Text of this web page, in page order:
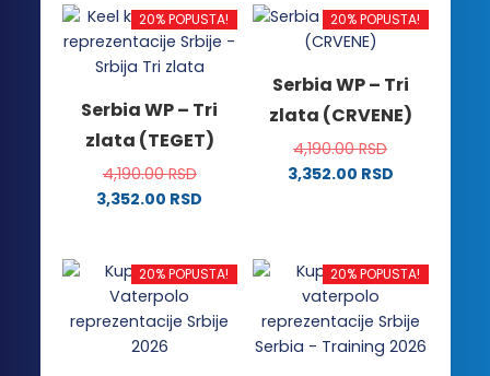
20% POPUSTA!
Serbia WP – Tri
zlata (TEGET)
4,190.00RSD
3,352.00 RSD
ima
više
varijanti.
Opcije
20% POPUSTA!
Serbia WP – Tri
zlata (CRVENE)
4,190.00RSD
3,352.00 RSD
više
varijanti.
Opcije
mogu
20% POPUSTA! 20% POPUSTA!